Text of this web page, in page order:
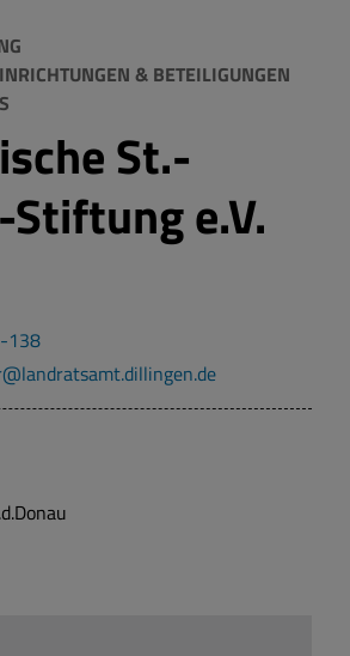
& BETEILIGUNGEN
St.-
e.V.
138